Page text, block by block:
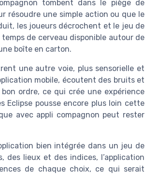
tombent dans le piège de
résoudre une simple action ou que le
les joueurs décrochent et le jeu de
de cerveau disponible autour de
boîte en carton.
une autre voie, plus sensorielle et
mobile, écoutent des bruits et
ordre, ce qui crée une expérience
Eclipse pousse encore plus loin cette
avec appli compagnon peut rester
bien intégrée dans un jeu de
des lieux et des indices, l’application
de chaque choix, ce qui serait